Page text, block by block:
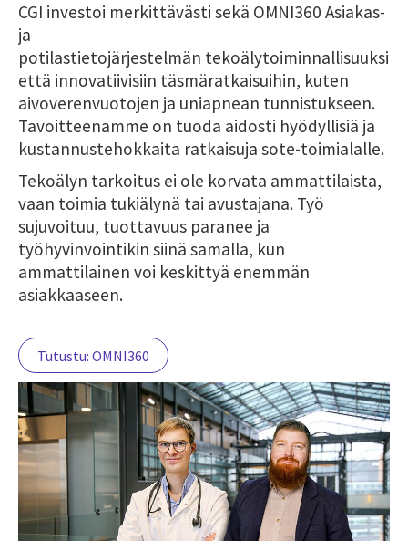
CGI investoi merkittävästi sekä OMNI360 Asiakas-
ja
potilastietojärjestelmän tekoälytoiminnallisuuksiin
että innovatiivisiin täsmäratkaisuihin, kuten
aivoverenvuotojen ja uniapnean tunnistukseen.
Tavoitteenamme on tuoda aidosti hyödyllisiä ja
kustannustehokkaita ratkaisuja sote-toimialalle.
Tekoälyn tarkoitus ei ole korvata ammattilaista,
vaan toimia tukiälynä tai avustajana. Työ
sujuvoituu, tuottavuus paranee ja
työhyvinvointikin siinä samalla, kun
ammattilainen voi keskittyä enemmän
asiakkaaseen.
Tutustu: OMNI360